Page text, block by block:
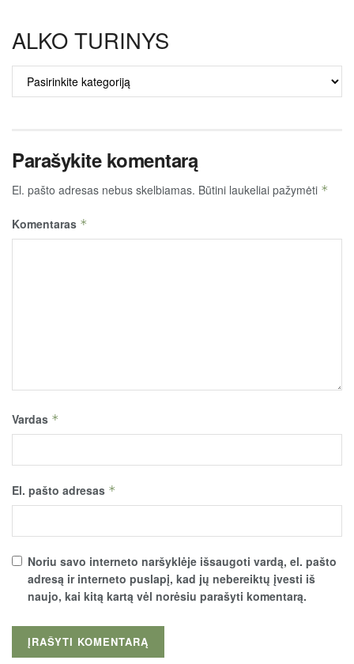
ALKO TURINYS
TURINYS
Parašykite komentarą
El. pašto adresas nebus skelbiamas. Būtini laukeliai pažymėti *
Komentaras *
Vardas *
El. pašto adresas *
Noriu savo interneto naršyklėje išsaugoti vardą, el. pašto
adresą ir interneto puslapį, kad jų nebereiktų įvesti iš
naujo, kai kitą kartą vėl norėsiu parašyti komentarą.